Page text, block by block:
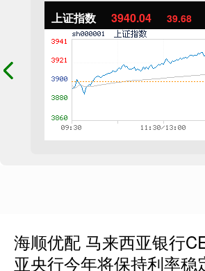
上证指数 3940.04 39.68
海顺优配 马来西亚银行
亚央行今年将保持利率稳